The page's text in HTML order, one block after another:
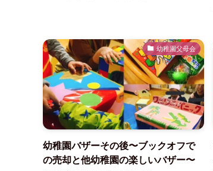
幼稚園父母会
幼稚園バザーその後〜ブックオフで
の売却と他幼稚園の楽しいバザー〜